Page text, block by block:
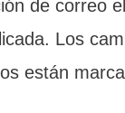
de correo
Los
están